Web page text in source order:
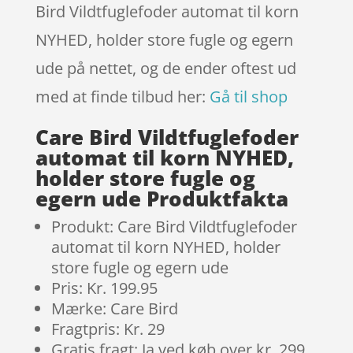
Bird Vildtfuglefoder automat til korn
NYHED, holder store fugle og egern
ude på nettet, og de ender oftest ud
med at finde tilbud her: Gå til shop
Care Bird Vildtfuglefoder
automat til korn NYHED,
holder store fugle og
egern ude Produktfakta
Produkt: Care Bird Vildtfuglefoder
automat til korn NYHED, holder
store fugle og egern ude
Pris: Kr. 199.95
Mærke: Care Bird
Fragtpris: Kr. 29